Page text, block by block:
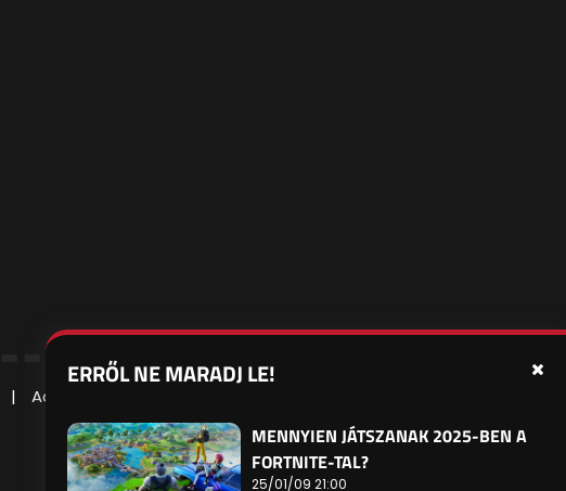
Adatvédelmi beállítások
Felhasználási Feltételek
ERRŐL NE MARADJ LE!
MENNYIEN JÁTSZANAK 2025-BEN A
FORTNITE-TAL?
25/01/09 21:00